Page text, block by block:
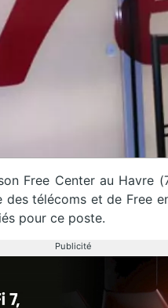
Free Center au Havre
télécoms et de Free
pour ce poste.
Publicité